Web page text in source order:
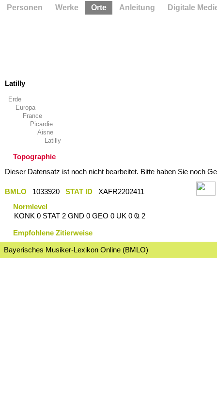
Latilly
Erde
Europa
France
Picardie
Aisne
Latilly
Topographie
Dieser Datensatz ist noch nicht bearbeitet. Bitte haben Sie noch
BMLO 1033920 STAT ID
XAFR2202411
Normlevel
KONK 0 STAT 2 GND 0 GEO 0 UK 0 Ҩ 2
Empfohlene Zitierweise
Bayerisches Musiker-Lexikon Online (BMLO)
Personen Werke Orte Anleitung Digitale